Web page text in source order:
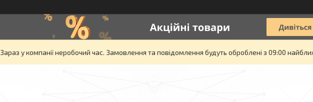
Зараз у компанії неробочий час. Замовлення та повідомлення будуть оброблені з 09:00